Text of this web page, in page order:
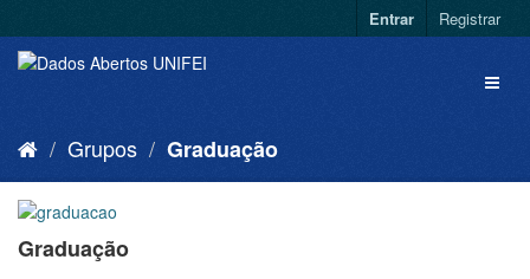
Entrar Registrar
Grupos Graduação
Graduação